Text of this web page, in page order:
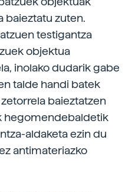
baieztatu zuten.
testigantza
objektua
inolako dudarik gabe
talde handi batek
baieztatzen
hegomendebaldetik
aldaketa ezin du
antimateriazko